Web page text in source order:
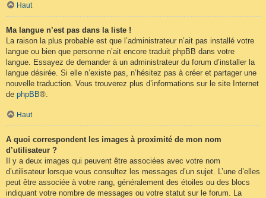
Haut
Ma langue n’est pas dans la liste !
La raison la plus probable est que l’administrateur n’ait pas installé votre
langue ou bien que personne n’ait encore traduit phpBB dans votre
langue. Essayez de demander à un administrateur du forum d’installer la
langue désirée. Si elle n’existe pas, n’hésitez pas à créer et partager une
nouvelle traduction. Vous trouverez plus d’informations sur le site Internet
de phpBB®.
Haut
A quoi correspondent les images à proximité de mon nom
d’utilisateur ?
Il y a deux images qui peuvent être associées avec votre nom
d’utilisateur lorsque vous consultez les messages d’un sujet. L’une d’elles
peut être associée à votre rang, généralement des étoiles ou des blocs
indiquant votre nombre de messages ou votre statut sur le forum. La